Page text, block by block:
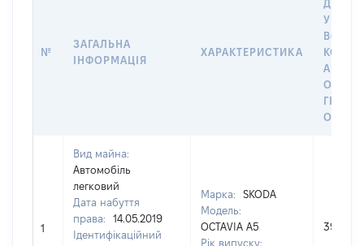
№
ЗАГАЛЬНА
ІНФОРМАЦІЯ
ХАРАКТЕРИСТИКА
ДАТУ
У
АБО
1
Вид майна:
Автомобіль
легковий
Дата набуття
права:
14.05.2019
Ідентифікаційний
Марка:
SKODA
Модель:
OCTAVIA A5
Рік випуску:
39773